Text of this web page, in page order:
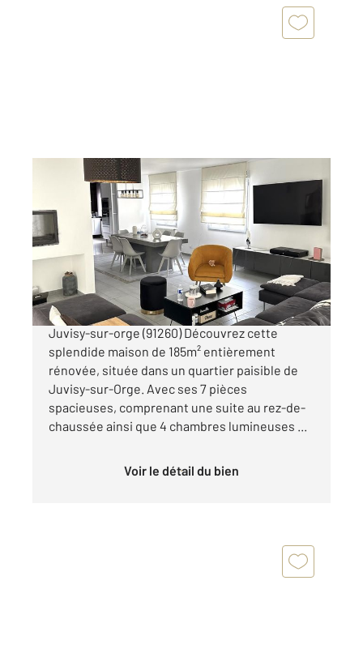
JUVISY SUR ORGE 91
, 7 pièces
Ref : 3485
Maison à vendre
469 000 €
À vendre : Magnifique maison refaite à neuf à
Juvisy-sur-orge (91260) Découvrez cette
splendide maison de 185m² entièrement
rénovée, située dans un quartier paisible de
Juvisy-sur-Orge. Avec ses 7 pièces
spacieuses, comprenant une suite au rez-de-
chaussée ainsi que 4 chambres lumineuses ...
Voir le détail du bien